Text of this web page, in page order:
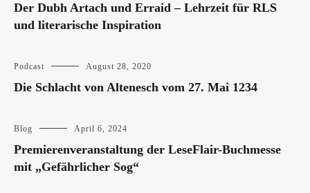
Der Dubh Artach und Erraid – Lehrzeit für RLS
und literarische Inspiration
Podcast August 28, 2020
Die Schlacht von Altenesch vom 27. Mai 1234
Blog April 6, 2024
Premierenveranstaltung der LeseFlair-Buchmesse
mit „Gefährlicher Sog“